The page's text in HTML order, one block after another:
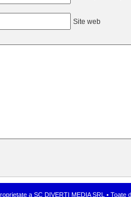
Site web
a SC DIVERTI MEDIA SRL •